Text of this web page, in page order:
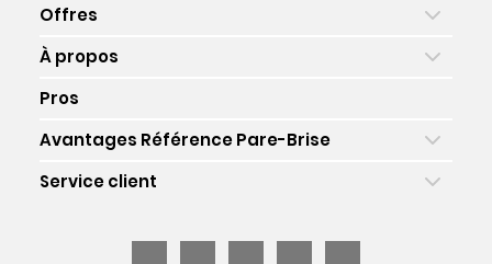
Offres
À propos
Pros
Avantages Référence Pare-Brise
Service client